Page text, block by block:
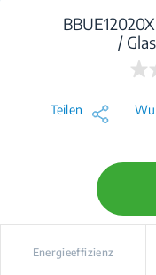
/
Link
auf
Teilen
Energieeffizienz